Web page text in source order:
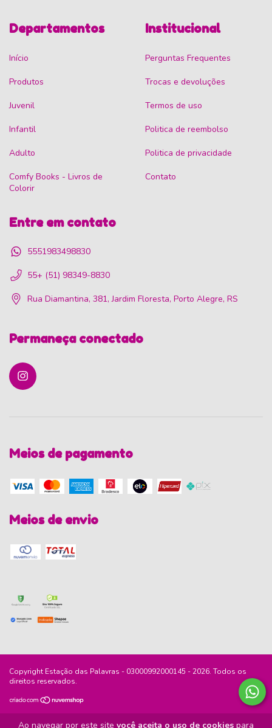
Ao navegar por este site você aceita o uso de cookies para
Departamentos
Início
Produtos
Juvenil
Infantil
Adulto
Comfy Books - Livros de
Colorir
Institucional
Perguntas Frequentes
Trocas e devoluções
Termos de uso
Politica de reembolso
Politica de privacidade
Contato
Entre em contato
5551983498830
55+ (51) 98349-8830
Rua Diamantina, 381, Jardim Floresta, Porto Alegre, RS
Permaneça conectado
Meios de pagamento
Meios de envio
Copyright Estação das Palavras - 03000992000145 - 2026. Todos os
direitos reservados.